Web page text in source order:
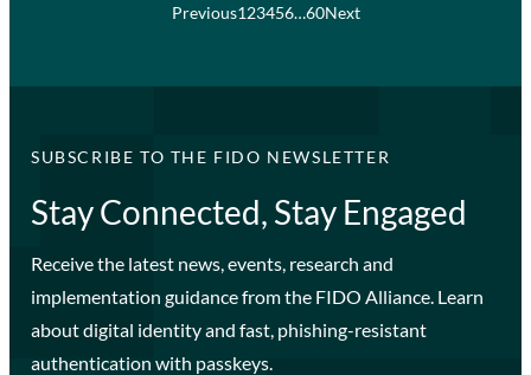
Previous123456…60Next
SUBSCRIBE TO THE FIDO NEWSLETTER
Stay Connected, Stay Engaged
Receive the latest news, events, research and
implementation guidance from the FIDO Alliance. Learn
about digital identity and fast, phishing-resistant
authentication with passkeys.